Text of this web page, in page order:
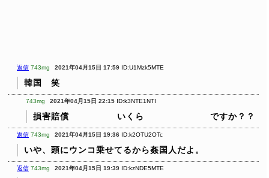
返信 743mg 2021年04月15日 17:59 ID:U1Mzk5MTE
韓国 笑
743mg 2021年04月15日 22:15 ID:k3NTE1NTI
損害賠償 いくら ですか？？
返信 743mg 2021年04月15日 19:36 ID:k2OTU2OTc
いや、頭にウンコ乗せてるから姦国人だよ。
返信 743mg 2021年04月15日 19:39 ID:kzNDE5MTE